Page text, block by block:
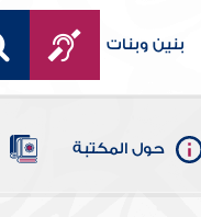
بنين وبنات
حول المكتبة